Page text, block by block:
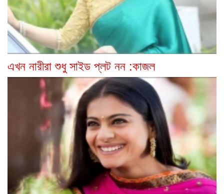
এখন নারীরা শুধু সাইড প্লট নন :কাজল